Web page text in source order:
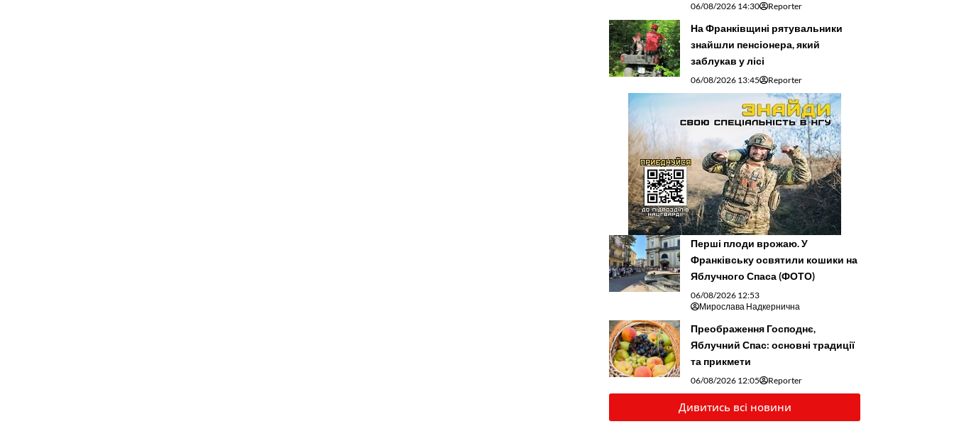
06/08/2026 14:30 Reporter
На Франківщині рятувальники
знайшли пенсіонера, який
заблукав у лісі
06/08/2026 13:45 Reporter
Перші плоди врожаю. У
Франківську освятили кошики на
Яблучного Спаса (ФОТО)
06/08/2026 12:53
Мирослава Надкернична
Преображення Господнє,
Яблучний Спас: основні традиції
та прикмети
06/08/2026 12:05 Reporter
Дивитись всі новини